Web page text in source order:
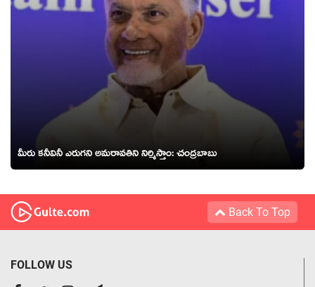
మీరు క‌నీవినీ ఎరుగ‌ని అమ‌రావ‌తిని నిర్మిస్తాం: చంద్ర‌బాబు
Back To Top
FOLLOW US